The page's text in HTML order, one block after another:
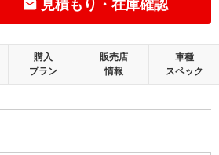
見積もり・在庫確認
購入
プラン
販売店
情報
車種
スペック